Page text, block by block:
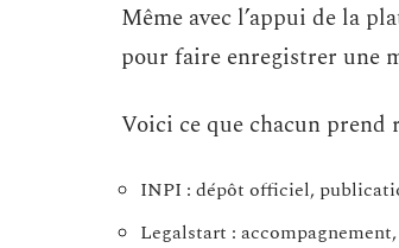
Même avec l’appui de la
pour faire enregistrer une
Voici ce que chacun prend
INPI : dépôt officiel,
Legalstart :